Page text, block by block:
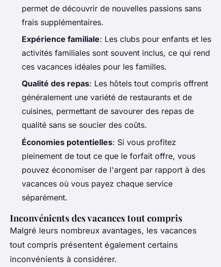
permet de découvrir de nouvelles passions sans
frais supplémentaires.
Expérience familiale: Les clubs pour enfants et les
activités familiales sont souvent inclus, ce qui rend
ces vacances idéales pour les familles.
Qualité des repas: Les hôtels tout compris offrent
généralement une variété de restaurants et de
cuisines, permettant de savourer des repas de
qualité sans se soucier des coûts.
Économies potentielles: Si vous profitez
pleinement de tout ce que le forfait offre, vous
pouvez économiser de l'argent par rapport à des
vacances où vous payez chaque service
séparément.
Inconvénients des vacances tout compris
Malgré leurs nombreux avantages, les vacances
tout compris présentent également certains
inconvénients à considérer.